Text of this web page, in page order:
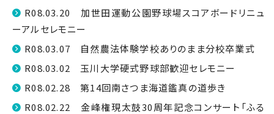
R08.03.20 加世田運動公園野球場スコアボードリニュ
ーアルセレモニー
R08.03.07 自然農法体験学校ありのまま分校卒業式
R08.03.02 玉川大学硬式野球部歓迎セレモニー
R08.02.28 第14回南さつま海道鑑真の道歩き
R08.02.22 金峰権現太鼓30周年記念コンサート「ふる